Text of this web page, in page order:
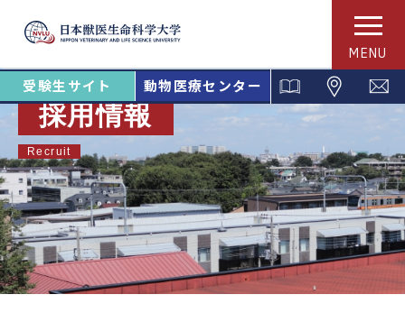
MENU
受験生サイト 動物医療センター
採用情報
Recruit